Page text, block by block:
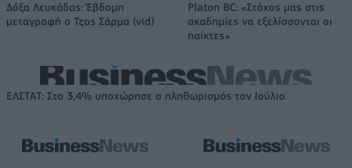
Δόξα Λευκάδας: Έβδομη
μεταγραφή ο Τζος Σάρμα (vid)
Platon BC: «Στόχος μας στις
ακαδημίες να εξελίσσονται οι
παίκτες»
ΕΛΣΤΑΤ: Στο 3,4% υποχώρησε ο πληθωρισμός τον Ιούλιο